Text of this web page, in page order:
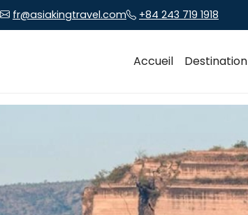
fr@asiakingtravel.com +84 243 719 1918
Accueil Destination